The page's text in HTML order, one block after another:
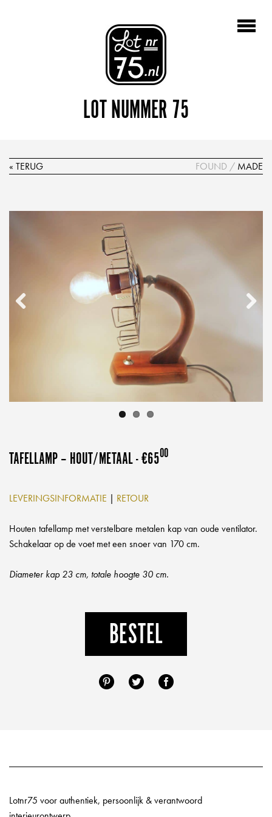
LOT NUMMER 75
« TERUG MADE
/
FOUND
TAFELLAMP – HOUT/METAAL - €65
,00
LEVERINGSINFORMATIE | RETOUR
Houten tafellamp met verstelbare metalen kap van oude ventilator.
Schakelaar op de voet met een snoer van 170 cm.
Diameter kap 23 cm, totale hoogte 30 cm.
BESTEL
Lotnr75 voor authentiek, persoonlijk & verantwoord